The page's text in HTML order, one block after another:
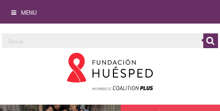
MENU